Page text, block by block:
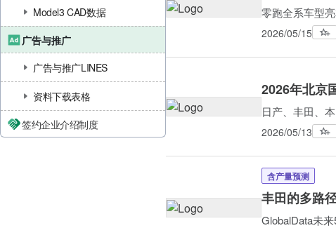
Model3 CAD数据
广告与推广
广告与推广LINES
资料下载表格
签约企业介绍制度
零跑全系车型
2026/05/15
2026年北京
日产、丰田、
2026/05/13
含产量预测
丰田的多路
GlobalData未